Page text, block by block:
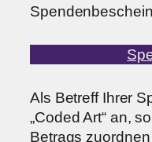
Als Betreff Ihrer
„Coded Art“ an,
Betrags